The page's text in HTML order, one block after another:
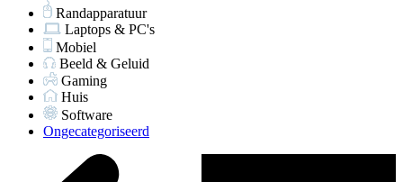
Randapparatuur
Laptops & PC's
Mobiel
Beeld & Geluid
Gaming
Huis
Software
Ongecategoriseerd